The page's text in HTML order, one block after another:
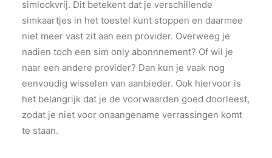
simlockvrij. Dit betekent dat je verschillende
simkaartjes in het toestel kunt stoppen en daarmee
niet meer vast zit aan een provider. Overweeg je
nadien toch een sim only abonnnement? Of wil je
naar een andere provider? Dan kun je vaak nog
eenvoudig wisselen van aanbieder. Ook hiervoor is
het belangrijk dat je de voorwaarden goed doorleest,
zodat je niet voor onaangename verrassingen komt
te staan.